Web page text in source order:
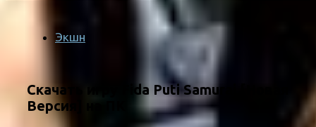
Экшн
Скачать игру Fida Puti Samurai [Новая
Версия] на ПК